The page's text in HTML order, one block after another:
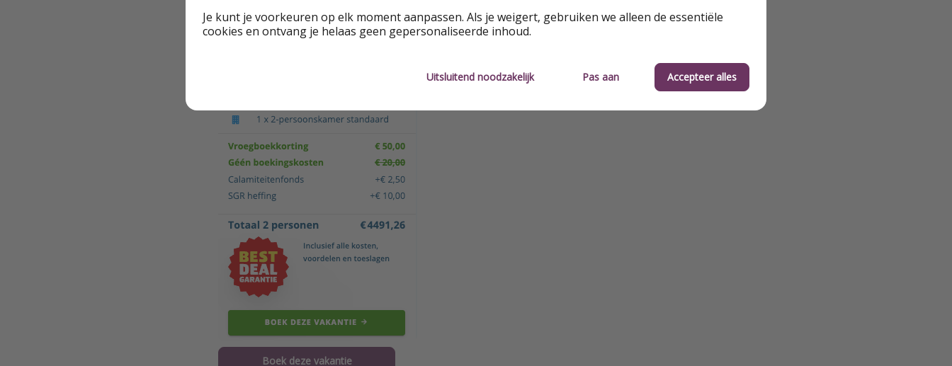
Boek deze vakantie
Je kunt je voorkeuren op elk moment aanpassen. Als je weigert, gebruiken we alleen de essentiële
cookies en ontvang je helaas geen gepersonaliseerde inhoud.
Uitsluitend noodzakelijk Pas aan Accepteer alles